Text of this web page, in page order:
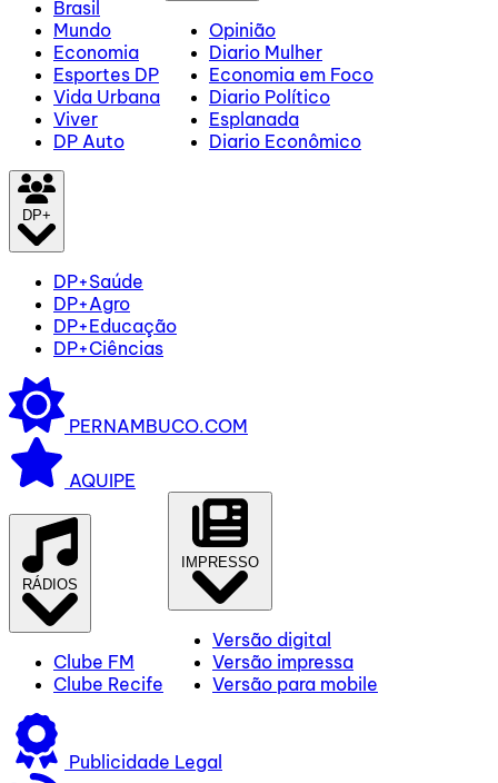
Brasil
Mundo
Economia
Esportes DP
Vida Urbana
Viver
DP Auto
Opinião
Diario Mulher
Economia em Foco
Diario Político
Esplanada
Diario Econômico
DP+
DP+Saúde
DP+Agro
DP+Educação
DP+Ciências
PERNAMBUCO.COM
AQUIPE
RÁDIOS
Clube FM
Clube Recife
IMPRESSO
Versão digital
Versão impressa
Versão para mobile
Publicidade Legal